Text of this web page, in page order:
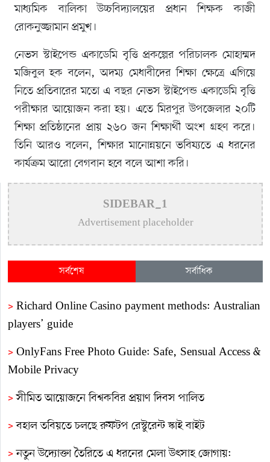
মাধ্যমিক বালিকা উচ্চবিদ্যালয়ের প্রধান শিক্ষক কাজী
রোকনুজ্জামান প্রমুখ।
নেভস স্টাইপেন্ড একাডেমি বৃত্তি প্রকল্পের পরিচালক মোহাম্মদ
মজিবুল হক বলেন, অদম্য মেধাবীদের শিক্ষা ক্ষেত্রে এগিয়ে
নিতে প্রতিবারের মতো এ বছর নেভস স্টাইপেন্ড একাডেমি বৃত্তি
পরীক্ষার আয়োজন করা হয়। এতে মিরপুর উপজেলার ২০টি
শিক্ষা প্রতিষ্ঠানের প্রায় ২৬০ জন শিক্ষার্থী অংশ গ্রহণ করে।
তিনি আরও বলেন, শিক্ষার মানোন্নয়নে ভবিষ্যতে এ ধরনের
কার্যক্রম আরো বেগবান হবে বলে আশা করি।
SIDEBAR_1
Advertisement placeholder
সর্বশেষ সর্বাধিক
> Richard Online Casino payment methods: Australian
players’ guide
> OnlyFans Free Photo Guide: Safe, Sensual Access &
Mobile Privacy
>সীমিত আয়োজনে বিশ্বকবির প্রয়াণ দিবস পালিত
>বহাল তবিয়তে চলছে রুফটপ রেস্টুরেন্ট স্কাই বাইট
>নতুন উদ্যোক্তা তৈরিতে এ ধরনের মেলা উৎসাহ জোগায়: